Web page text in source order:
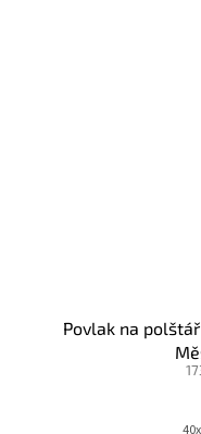
Povlak na